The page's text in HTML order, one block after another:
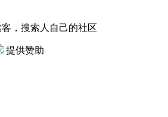
，搜索人自己的社区
提供赞助